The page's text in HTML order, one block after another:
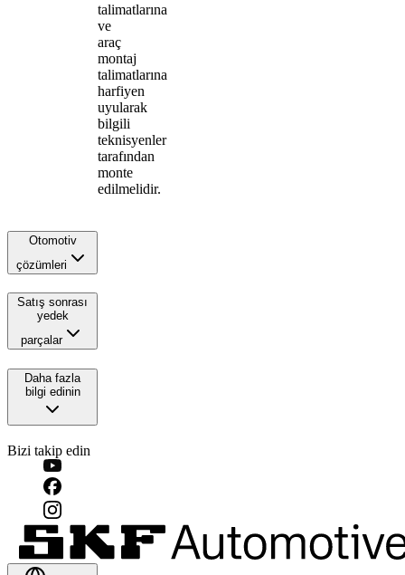
talimatlarına
ve
araç
montaj
talimatlarına
harfiyen
uyularak
bilgili
teknisyenler
tarafından
monte
edilmelidir.
Otomotiv
çözümleri
Satış sonrası
yedek
parçalar
Daha fazla
bilgi edinin
Bizi takip edin